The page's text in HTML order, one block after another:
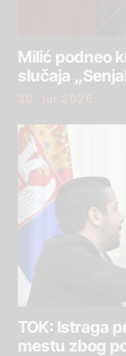
Milić podneo
slučaja
30. jul 2026.
TOK: Istraga
mestu zbog